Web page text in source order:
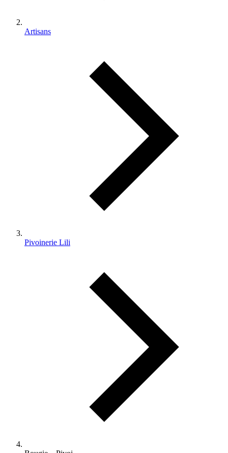
Artisans
Pivoinerie Lili